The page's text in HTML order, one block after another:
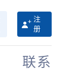
注
册
联系